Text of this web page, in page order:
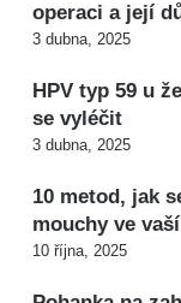
operaci a její
3 dubna, 2025
HPV typ 59 u
se vyléčit
3 dubna, 2025
10 metod, jak
mouchy ve
10 října, 2025